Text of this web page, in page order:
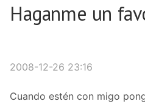
Haganme un
2008-12-26 23:16
Cuando estén con migo